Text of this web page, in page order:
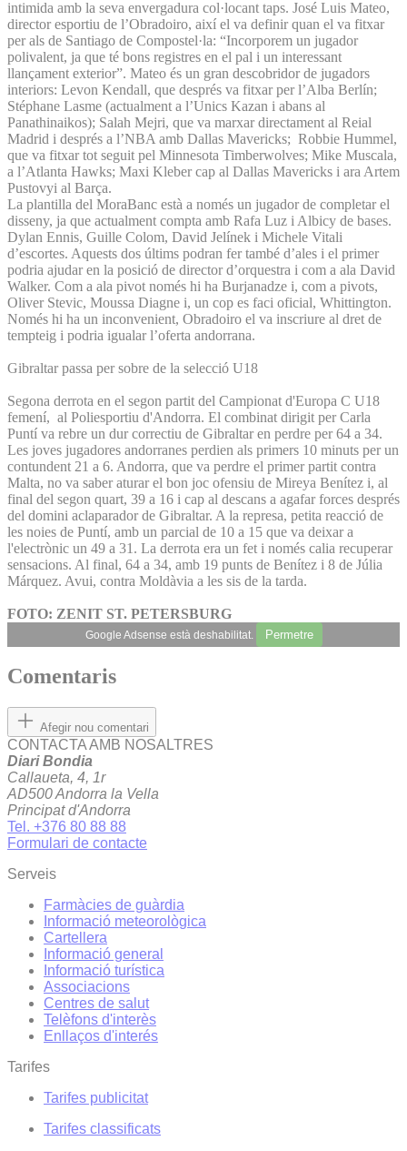
intimida amb la seva envergadura col·locant taps. José Luis Mateo,
director esportiu de l’Obradoiro, així el va definir quan el va fitxar
per als de Santiago de Compostel·la: “Incorporem un jugador
polivalent, ja que té bons registres en el pal i un interessant
llançament exterior”. Mateo és un gran descobridor de jugadors
interiors: Levon Kendall, que després va fitxar per l’Alba Berlín;
Stéphane Lasme (actualment a l’Unics Kazan i abans al
Panathinaikos); Salah Mejri, que va marxar directament al Reial
Madrid i després a l’NBA amb Dallas Mavericks; Robbie Hummel,
que va fitxar tot seguit pel Minnesota Timberwolves; Mike Muscala,
a l’Atlanta Hawks; Maxi Kleber cap al Dallas Mavericks i ara Artem
Pustovyi al Barça.
La plantilla del MoraBanc està a només un jugador de completar el
disseny, ja que actualment compta amb Rafa Luz i Albicy de bases.
Dylan Ennis, Guille Colom, David Jelínek i Michele Vitali
d’escortes. Aquests dos últims podran fer també d’ales i el primer
podria ajudar en la posició de director d’orquestra i com a ala David
Walker. Com a ala pivot només hi ha Burjanadze i, com a pivots,
Oliver Stevic, Moussa Diagne i, un cop es faci oficial, Whittington.
Només hi ha un inconvenient, Obradoiro el va inscriure al dret de
tempteig i podria igualar l’oferta andorrana.
Gibraltar passa per sobre de la selecció U18
Segona derrota en el segon partit del Campionat d'Europa C U18
femení, al Poliesportiu d'Andorra. El combinat dirigit per Carla
Puntí va rebre un dur correctiu de Gibraltar en perdre per 64 a 34.
Les joves jugadores andorranes perdien als primers 10 minuts per un
contundent 21 a 6. Andorra, que va perdre el primer partit contra
Malta, no va saber aturar el bon joc ofensiu de Mireya Benítez i, al
final del segon quart, 39 a 16 i cap al descans a agafar forces després
del domini aclaparador de Gibraltar. A la represa, petita reacció de
les noies de Puntí, amb un parcial de 10 a 15 que va deixar a
l'electrònic un 49 a 31. La derrota era un fet i només calia recuperar
sensacions. Al final, 64 a 34, amb 19 punts de Benítez i 8 de Júlia
Márquez. Avui, contra Moldàvia a les sis de la tarda.
FOTO: ZENIT ST. PETERSBURG
Google Adsense està deshabilitat. Permetre
Comentaris
Afegir nou comentari
CONTACTA AMB NOSALTRES
Diari Bondia
Callaueta, 4, 1r
AD500 Andorra la Vella
Principat d'Andorra
Tel. +376 80 88 88
Formulari de contacte
Serveis
Farmàcies de guàrdia
Informació meteorològica
Cartellera
Informació general
Informació turística
Associacions
Centres de salut
Telèfons d'interès
Enllaços d'interés
Tarifes
Tarifes publicitat
Tarifes classificats